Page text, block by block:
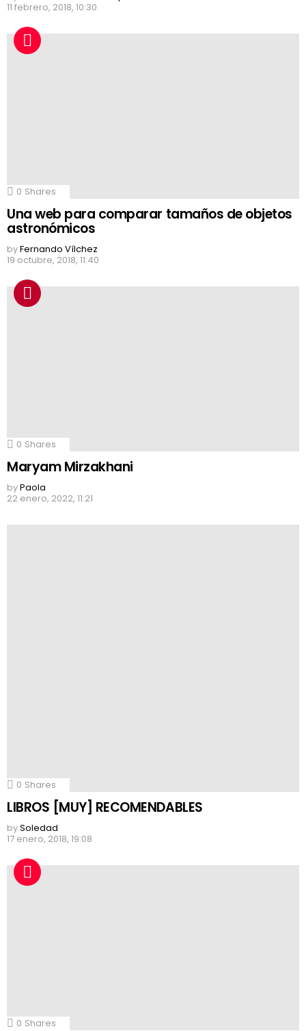
11 febrero, 2018, 10:30
0 Shares
Una web para comparar tamaños de objetos
astronómicos
byFernando Vílchez
19 octubre, 2018, 11:40
0 Shares
Maryam Mirzakhani
byPaola
22 enero, 2022, 11:21
0 Shares
LIBROS [MUY] RECOMENDABLES
bySoledad
17 enero, 2018, 19:08
0 Shares